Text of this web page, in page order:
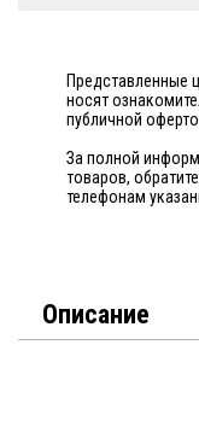
Представленные
носят
публичной
За полной
товаров,
телефонам
Описание